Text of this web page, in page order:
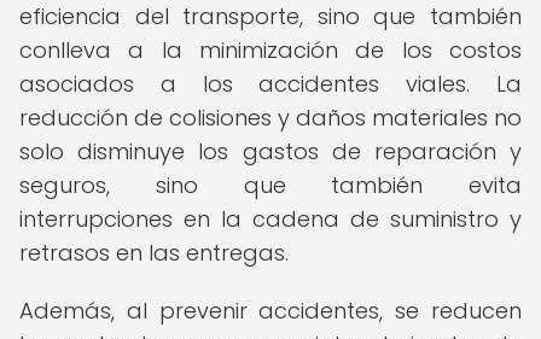
eficiencia del transporte, sino que también
conlleva a la minimización de los costos
asociados a los accidentes viales. La
reducción de colisiones y daños materiales no
solo disminuye los gastos de reparación y
seguros, sino que también evita
interrupciones en la cadena de suministro y
retrasos en las entregas.
Además, al prevenir accidentes, se reducen